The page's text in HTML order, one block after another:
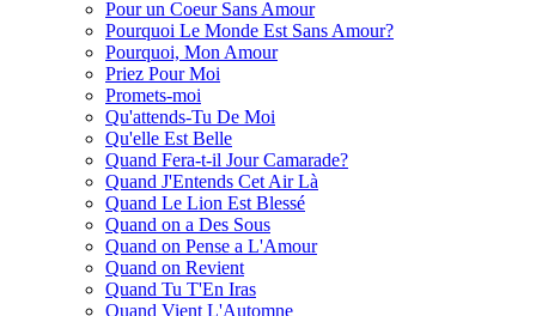
Pour un Coeur Sans Amour
Pourquoi Le Monde Est Sans Amour?
Pourquoi, Mon Amour
Priez Pour Moi
Promets-moi
Qu'attends-Tu De Moi
Qu'elle Est Belle
Quand Fera-t-il Jour Camarade?
Quand J'Entends Cet Air Là
Quand Le Lion Est Blessé
Quand on a Des Sous
Quand on Pense a L'Amour
Quand on Revient
Quand Tu T'En Iras
Quand Vient L'Automne